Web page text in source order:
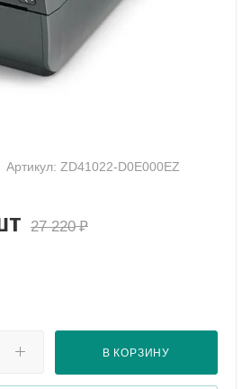
Артикул: ZD41022-D0E000EZ
27 220₽
В КОРЗИНУ